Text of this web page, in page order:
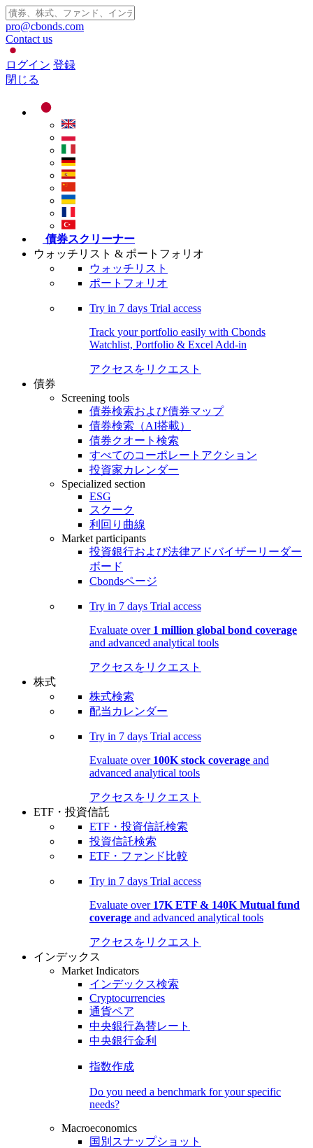
pro@cbonds.com
Contact us
ログイン 登録
閉じる
債券スクリーナー
ウォッチリスト & ポートフォリオ
ウォッチリスト
ポートフォリオ
Try in 7 days Trial access
Track your portfolio easily with Cbonds
Watchlist, Portfolio & Excel Add-in
アクセスをリクエスト
債券
Screening tools
債券検索および債券マップ
債券検索（AI搭載）
債券クオート検索
すべてのコーポレートアクション
投資家カレンダー
Specialized section
ESG
スクーク
利回り曲線
Market participants
投資銀行および法律アドバイザーリーダー
ボード
Cbondsページ
Try in 7 days Trial access
Evaluate over 1 million global bond coverage
and advanced analytical tools
アクセスをリクエスト
株式
株式検索
配当カレンダー
Try in 7 days Trial access
Evaluate over 100K stock coverage and
advanced analytical tools
アクセスをリクエスト
ETF・投資信託
ETF・投資信託検索
投資信託検索
ETF・ファンド比較
Try in 7 days Trial access
Evaluate over 17K ETF & 140K Mutual fund
coverage and advanced analytical tools
アクセスをリクエスト
インデックス
Market Indicators
インデックス検索
Cryptocurrencies
通貨ペア
中央銀行為替レート
中央銀行金利
指数作成
Do you need a benchmark for your specific
needs?
Macroeconomics
国別スナップショット